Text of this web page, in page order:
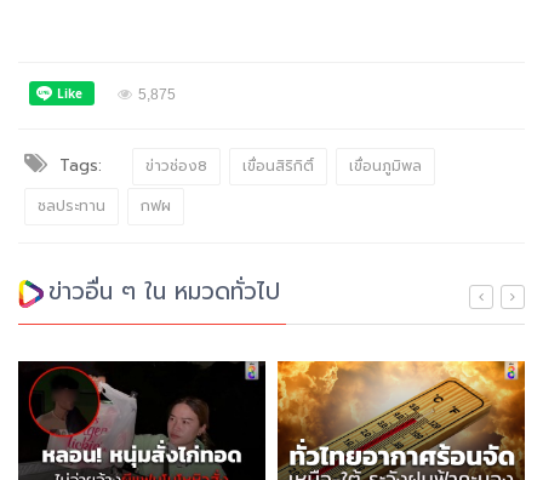
5,875
Tags: ข่าวช่อง8 เขื่อนสิริกิติ์
เขื่อนภูมิพล
ชลประทาน
กฟผ
ข่าวอื่น ๆ ใน หมวดทั่วไป